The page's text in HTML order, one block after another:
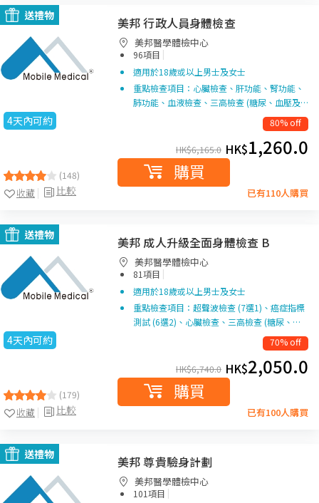
送禮物
4天內可約
(148)
比較
收藏
美邦 行政人員身體檢查
美邦醫學體檢中心
96項目 |
適用於18歲或以上男士及女士
重點檢查項目：心臟檢查、肝功能、腎功能、
肺功能、血液檢查、三高檢查 (糖尿、血壓及…
80% off
HK$6,165.0 HK$1,260.0
購買
已有110人購買
送禮物
4天內可約
(179)
比較
收藏
美邦 成人升級全面身體檢查 B
美邦醫學體檢中心
81項目 |
適用於18歲或以上男士及女士
重點檢查項目：超聲波檢查 (7選1)、癌症指標
測試 (6選2)、心臟檢查、三高檢查 (糖尿、…
70% off
HK$6,740.0 HK$2,050.0
購買
已有100人購買
送禮物 美邦 尊貴驗身計劃
美邦醫學體檢中心
101項目 |